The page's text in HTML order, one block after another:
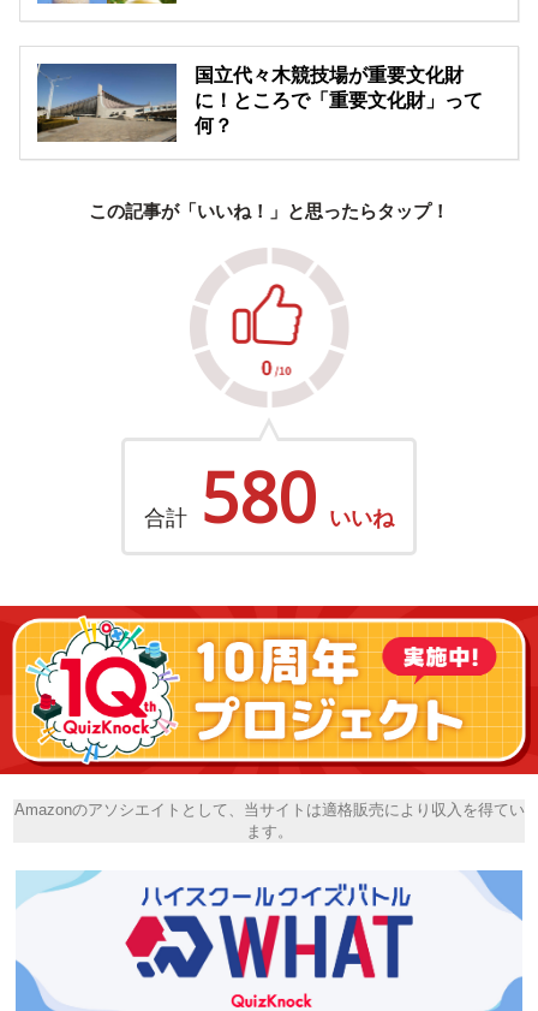
国立代々木競技場が重要文化財
に！ところで「重要文化財」って
何？
この記事が「いいね！」と思ったらタップ！
合計 580 いいね
Amazonのアソシエイトとして、当サイトは適格販売により収入を得てい
ます。